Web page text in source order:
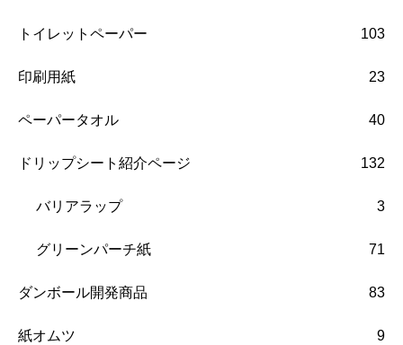
トイレットペーパー 103
印刷用紙 23
ペーパータオル 40
ドリップシート紹介ページ 132
バリアラップ 3
グリーンパーチ紙 71
ダンボール開発商品 83
紙オムツ 9